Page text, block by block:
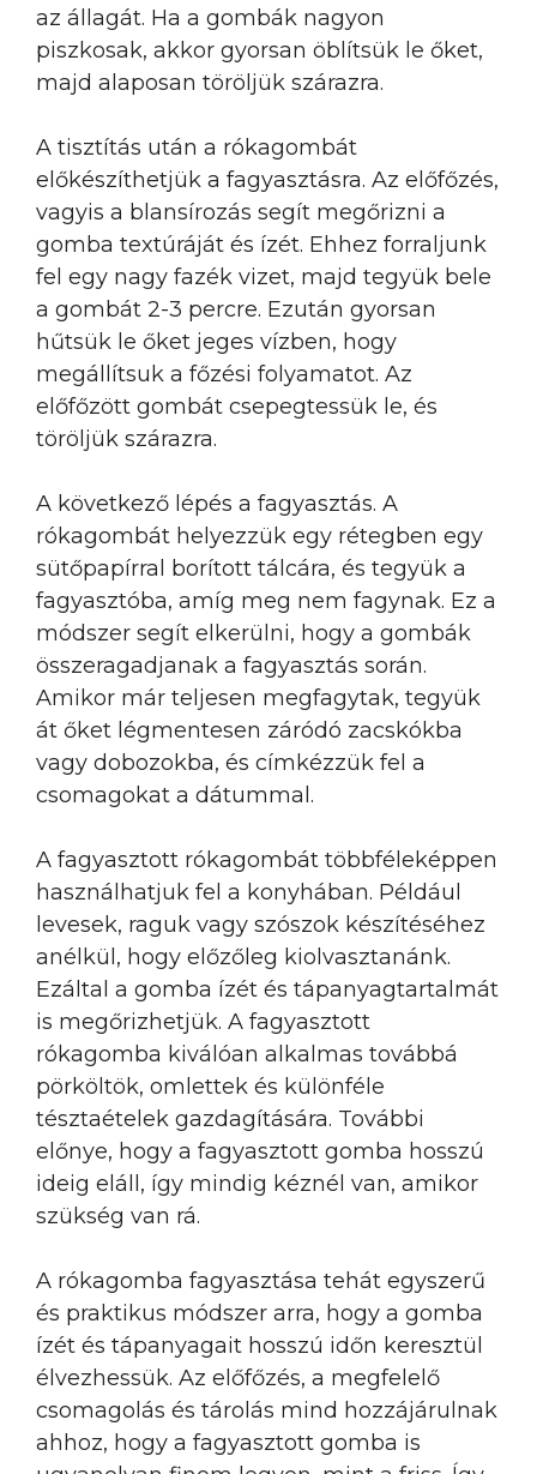
az állagát. Ha a gombák nagyon
piszkosak, akkor gyorsan öblítsük le őket,
majd alaposan töröljük szárazra.
A tisztítás után a rókagombát
előkészíthetjük a fagyasztásra. Az előfőzés,
vagyis a blansírozás segít megőrizni a
gomba textúráját és ízét. Ehhez forraljunk
fel egy nagy fazék vizet, majd tegyük bele
a gombát 2-3 percre. Ezután gyorsan
hűtsük le őket jeges vízben, hogy
megállítsuk a főzési folyamatot. Az
előfőzött gombát csepegtessük le, és
töröljük szárazra.
A következő lépés a fagyasztás. A
rókagombát helyezzük egy rétegben egy
sütőpapírral borított tálcára, és tegyük a
fagyasztóba, amíg meg nem fagynak. Ez a
módszer segít elkerülni, hogy a gombák
összeragadjanak a fagyasztás során.
Amikor már teljesen megfagytak, tegyük
át őket légmentesen záródó zacskókba
vagy dobozokba, és címkézzük fel a
csomagokat a dátummal.
A fagyasztott rókagombát többféleképpen
használhatjuk fel a konyhában. Például
levesek, raguk vagy szószok készítéséhez
anélkül, hogy előzőleg kiolvasztanánk.
Ezáltal a gomba ízét és tápanyagtartalmát
is megőrizhetjük. A fagyasztott
rókagomba kiválóan alkalmas továbbá
pörköltök, omlettek és különféle
tésztaételek gazdagítására. További
előnye, hogy a fagyasztott gomba hosszú
ideig eláll, így mindig kéznél van, amikor
szükség van rá.
A rókagomba fagyasztása tehát egyszerű
és praktikus módszer arra, hogy a gomba
ízét és tápanyagait hosszú időn keresztül
élvezhessük. Az előfőzés, a megfelelő
csomagolás és tárolás mind hozzájárulnak
ahhoz, hogy a fagyasztott gomba is